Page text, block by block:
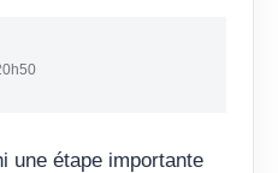
une étape importante